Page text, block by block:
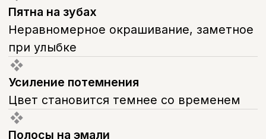
в этом случае для восстановления цвета
эмали используют виниры или коронки,
которые полностью перекрывают
исходный оттенок и не зависят от
глубины пигментации.
Тетрациклиновые зубы у детей требуют
отдельного подхода: агрессивное
отбеливание в детском возрасте обычно
не применяют, а решение по методу
коррекции цвета врач принимает
индивидуально с учётом возраста и